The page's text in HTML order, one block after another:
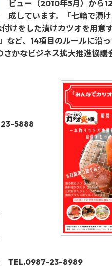
ビュー（2010年5月）から
成しています。「七輪で漬
けをした漬けカツオを用意
など、14項目のルールに沿
かなビジネス拡大推進協議
5888
TEL.0987-23-8989